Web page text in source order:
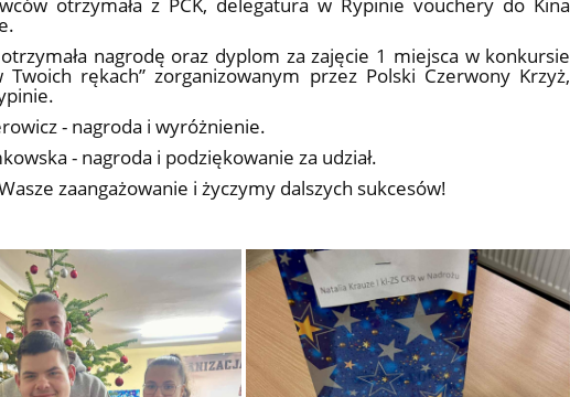
nagrodę oraz dyplom za zajęcie 1 miejsca w konkursie
Twoich rękach” zorganizowanym przez Polski Czerwony Krzyż,
- nagroda i wyróżnienie.
- nagroda i podziękowanie za udział.
zaangażowanie i życzymy dalszych sukcesów!